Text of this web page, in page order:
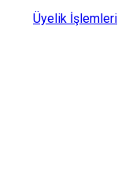
Üyelik İşlemleri